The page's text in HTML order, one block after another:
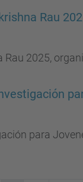
Rau
2025,
para